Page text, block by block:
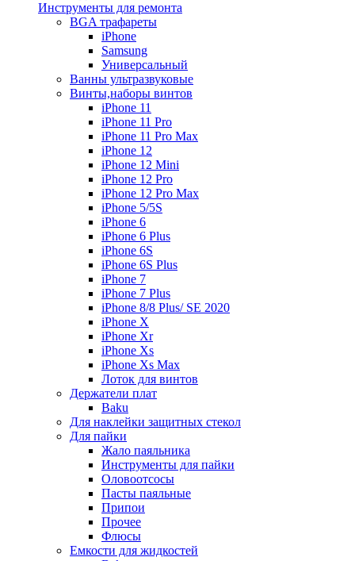
Инструменты для ремонта
BGA трафареты
iPhone
Samsung
Универсальный
Ванны ультразвуковые
Винты,наборы винтов
iPhone 11
iPhone 11 Pro
iPhone 11 Pro Max
iPhone 12
iPhone 12 Mini
iPhone 12 Pro
iPhone 12 Pro Max
iPhone 5/5S
iPhone 6
iPhone 6 Plus
iPhone 6S
iPhone 6S Plus
iPhone 7
iPhone 7 Plus
iPhone 8/8 Plus/ SE 2020
iPhone X
iPhone Xr
iPhone Xs
iPhone Xs Max
Лоток для винтов
Держатели плат
Baku
Для наклейки защитных стекол
Для пайки
Жало паяльника
Инструменты для пайки
Оловоотсосы
Пасты паяльные
Припои
Прочее
Флюсы
Емкости для жидкостей